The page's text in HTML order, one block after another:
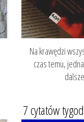
Na krawędzi
czas temu,
7 cytatów